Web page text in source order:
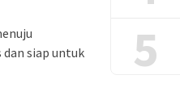
siap untuk
5